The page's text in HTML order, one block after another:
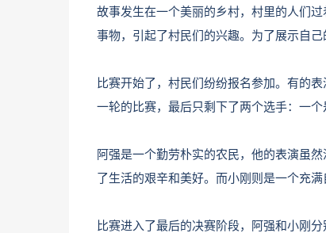
故事发生在一个美丽的乡村，村里的人们
事物，引起了村民们的兴趣。为了展示自
比赛开始了，村民们纷纷报名参加。有的
一轮的比赛，最后只剩下了两个选手：一
阿强是一个勤劳朴实的农民，他的表演虽
了生活的艰辛和美好。而小刚则是一个充
比赛进入了最后的决赛阶段，阿强和小刚